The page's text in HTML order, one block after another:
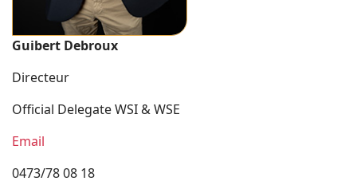
Guibert Debroux
Directeur
Official Delegate WSI & WSE
Email
0473/78 08 18